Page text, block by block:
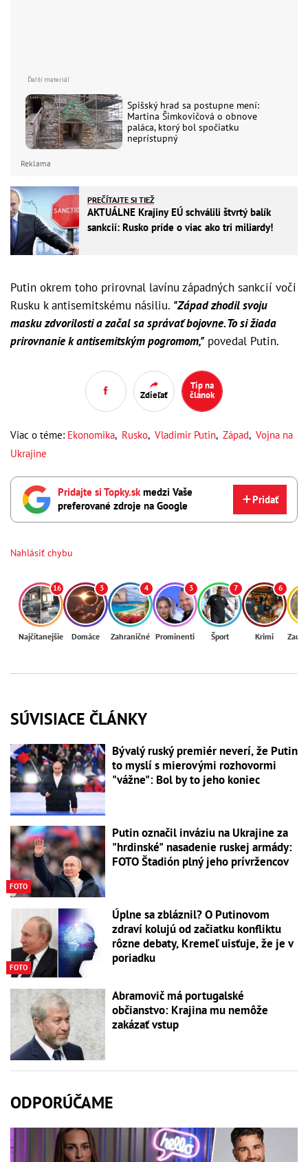
Spišský hrad sa postupne mení:
Martina Šimkovičová o obnove
paláca, ktorý bol spočiatku
neprístupný
Reklama
PREČÍTAJTE SI TIEŽ
AKTUÁLNE Krajiny EÚ schválili štvrtý balík
sankcií: Rusko príde o viac ako tri miliardy!
Putin okrem toho prirovnal lavínu západných sankcií voči
Rusku k antisemitskému násiliu. "Západ zhodil svoju
masku zdvorilosti a začal sa správať bojovne. To si žiada
prirovnanie k antisemitským pogromom," povedal Putin.
Zdieľať
Tip na
článok
Viac o téme: Ekonomika, Rusko, Vladimir Putin, Západ, Vojna na
Ukrajine
Pridajte si Topky.skmedzi Vaše
preferované zdroje na Google
Pridať
Nahlásiť chybu
16
Najčítanejšie
3
Domáce
4
Zahraničné
3
Prominenti
7
Šport
6
Krimi
SÚVISIACE ČLÁNKY
Bývalý ruský premiér neverí, že Putin
to myslí s mierovými rozhovormi
"vážne": Bol by to jeho koniec
FOTO
Putin označil inváziu na Ukrajine za
"hrdinské" nasadenie ruskej armády:
FOTO Štadión plný jeho prívržencov
FOTO
Úplne sa zbláznil? O Putinovom
zdraví kolujú od začiatku konfliktu
rôzne debaty, Kremeľ uisťuje, že je v
poriadku
Abramovič má portugalské
občianstvo: Krajina mu nemôže
zakázať vstup
ODPORÚČAME